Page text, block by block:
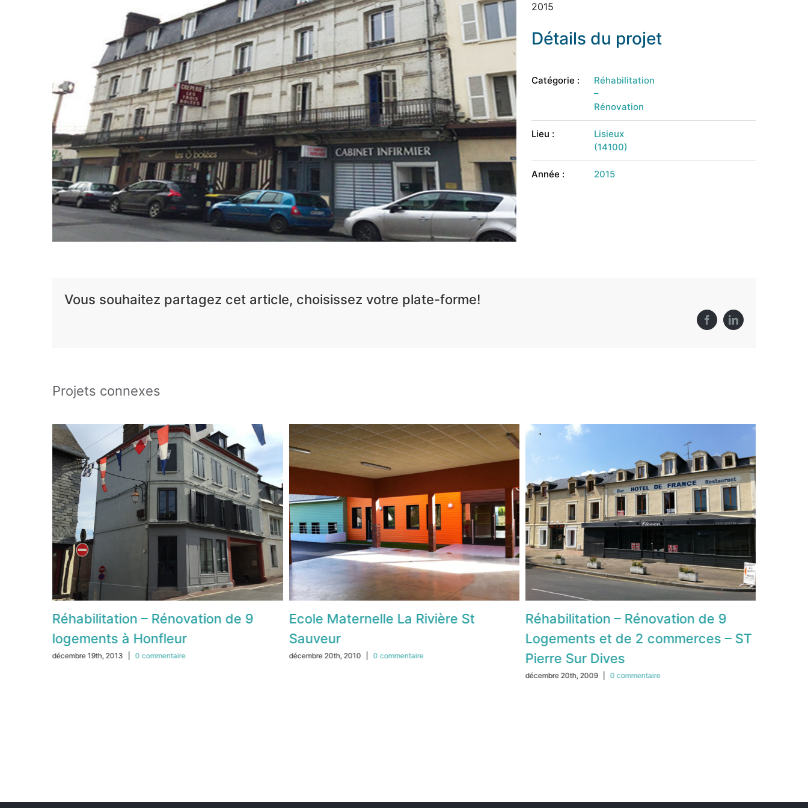
2015
Détails du projet
Catégorie :
Réhabilitation
–
Rénovation
Lieu :
Lisieux
(14100)
Année : 2015
Vous souhaitez partagez cet article, choisissez votre plate-forme!
FacebookLinkedIn
Projets connexes
Réhabilitation – Rénovation de 9
logements à Honfleur
décembre 19th, 2013 0 commentaire
Ecole Maternelle La Rivière St
Sauveur
décembre 20th, 2010 0 commentaire
Réhabilitation – Rénovation de 9
Logements et de 2 commerces – ST
Pierre Sur Dives
décembre 20th, 2009 0 commentaire